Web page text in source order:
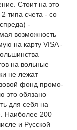
Стоит на это
типа счета - со
-
возможность
на карту VISA -
на вольные
не лежат
фонд промо-
это обязано
для себя на
Наиболее 200
и Русской